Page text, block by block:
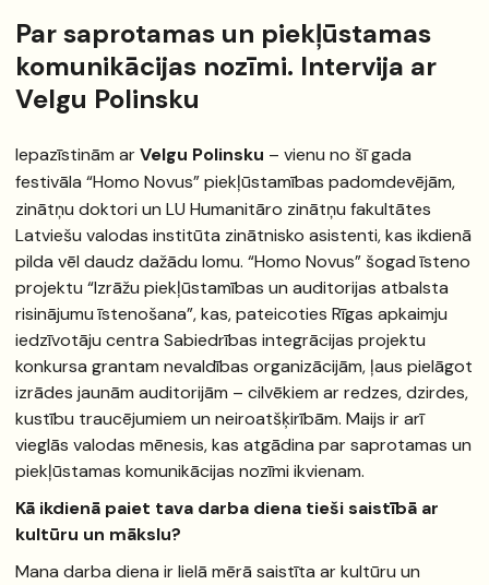
Par saprotamas un piekļūstamas
komunikācijas nozīmi. Intervija ar
Velgu Polinsku
Iepazīstinām arVelgu Polinsku – vienu no šī gada
festivāla “Homo Novus”piekļūstamības padomdevējām,
zinātņu doktori un LU Humanitāro zinātņu fakultātes
Latviešu valodas institūta zinātnisko asistenti, kas ikdienā
pilda vēl daudz dažādu lomu. “Homo Novus” šogad īsteno
projektu “Izrāžu piekļūstamības un auditorijas atbalsta
risinājumu īstenošana”, kas, pateicoties Rīgas apkaimju
iedzīvotāju centra Sabiedrības integrācijas projektu
konkursa grantam nevaldības organizācijām, ļaus pielāgot
izrādes jaunām auditorijām – cilvēkiem ar redzes, dzirdes,
kustību traucējumiem un neiroatšķirībām. Maijs ir arī
vieglās valodas mēnesis, kas atgādina par saprotamas un
piekļūstamas komunikācijas nozīmi ikvienam.
Kā ikdienā paiet tava darba diena tieši saistībā ar
kultūru un mākslu?
Mana darba diena ir lielā mērā saistīta ar kultūru un